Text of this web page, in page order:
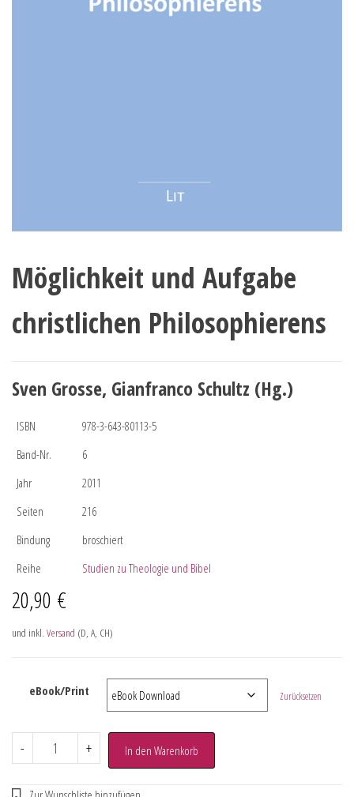
Möglichkeit und Aufgabe
christlichen Philosophierens
Sven Grosse, Gianfranco Schultz (Hg.)
ISBN
978-3-643-80113-5
Band-Nr.
6
Jahr
2011
Seiten
216
Bindung
broschiert
Reihe
Studien zu Theologie und Bibel
20,90 €
und inkl. Versand (D, A, CH)
eBook/Print Zurücksetzen
- + In den Warenkorb